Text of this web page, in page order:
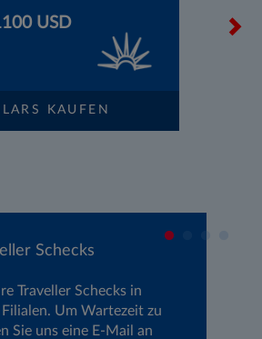
USD
KAUFEN
Schecks
Traveller Schecks in
Um Wartezeit zu
Sie uns eine E-Mail an